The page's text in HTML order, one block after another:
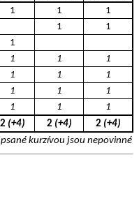
1 1
1
1
1
1
1 1
1
1 1
1
1 1
1
1 1
1
2 (+4) 2 (+4) 2 (+4)
kurzívou jsou nepovinné